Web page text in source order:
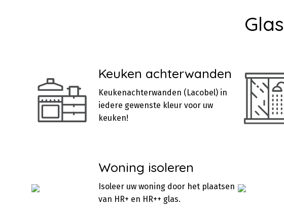
Glas
Keuken achterwanden
Keukenachterwanden (Lacobel) in
iedere gewenste kleur voor uw
keuken!
Woning isoleren
Isoleer uw woning door het plaatsen
van HR+ en HR++ glas.